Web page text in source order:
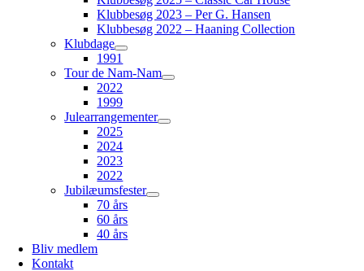
Klubbesøg 2023 – Per G. Hansen
Klubbesøg 2022 – Haaning Collection
Klubdage
1991
Tour de Nam-Nam
2022
1999
Julearrangementer
2025
2024
2023
2022
Jubilæumsfester
70 års
60 års
40 års
Bliv medlem
Kontakt